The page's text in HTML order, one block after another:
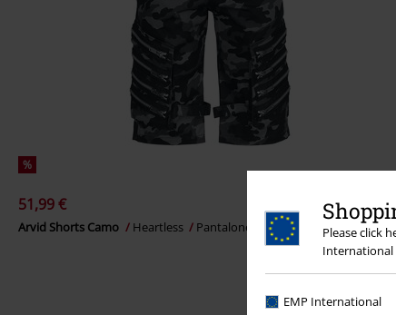
Please click
International
EMP International
%
51,99 €
Arvid Shorts Camo Heartless Pantalones cortos